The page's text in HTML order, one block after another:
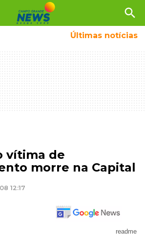
search
Últimas notícias
vítima de
morre na Capital
12:17
readme